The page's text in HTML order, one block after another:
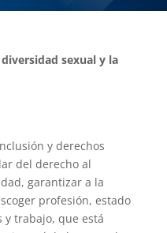
sexual y la
y derechos
del derecho al
garantizar a la
profesión, estado
y trabajo, que está